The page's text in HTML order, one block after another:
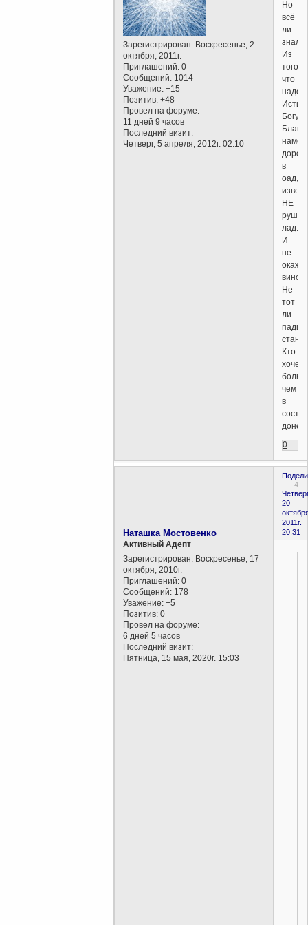
Зарегистрирован: Воскресенье, 2
октября, 2011г.
Приглашений: 0
Сообщений: 1014
Уважение: +15
Позитив: +48
Провел на форуме:
11 дней 9 часов
Последний визит:
Четверг, 5 апреля, 2012г. 02:10
Но
всё
ли
знал.
Из
того
что
надо
Богу?
дорога
в
оад,
НЕ
руш
лад.
И
не
Не
тот
ли
Кто
хочет
чем
в
0
4
20
2011г.
20:31
Наташка Мостовенко
Активный Адепт
Зарегистрирован: Воскресенье, 17
октября, 2010г.
Приглашений: 0
Сообщений: 178
Уважение: +5
Позитив: 0
Провел на форуме:
6 дней 5 часов
Последний визит:
Пятница, 15 мая, 2020г. 15:03